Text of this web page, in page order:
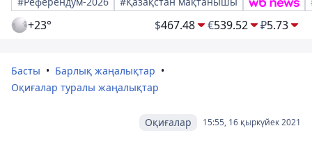
+23° $467.48 €539.52 ₽5.73
Басты
Барлық жаңалықтар
Оқиғалар туралы жаңалықтар
15:55, 16 қыркүйек 2021
Оқиғалар